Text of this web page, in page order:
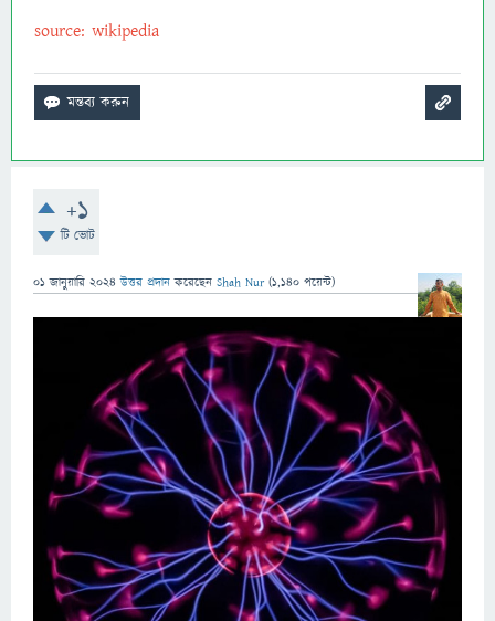
source: wikipedia
+1
টি ভোট
01 জানুয়ারি 2024 উত্তর প্রদান করেছেন Shah Nur (1,140 পয়েন্ট)